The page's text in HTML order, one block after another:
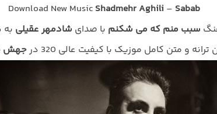
Download New Music Shadmehr Aghili – Sabab
سبب منم که می شکنم با صدای شادمهر عقیلی
ترانه و متن کامل موزیک با کیفیت عالی 320 در
جهش